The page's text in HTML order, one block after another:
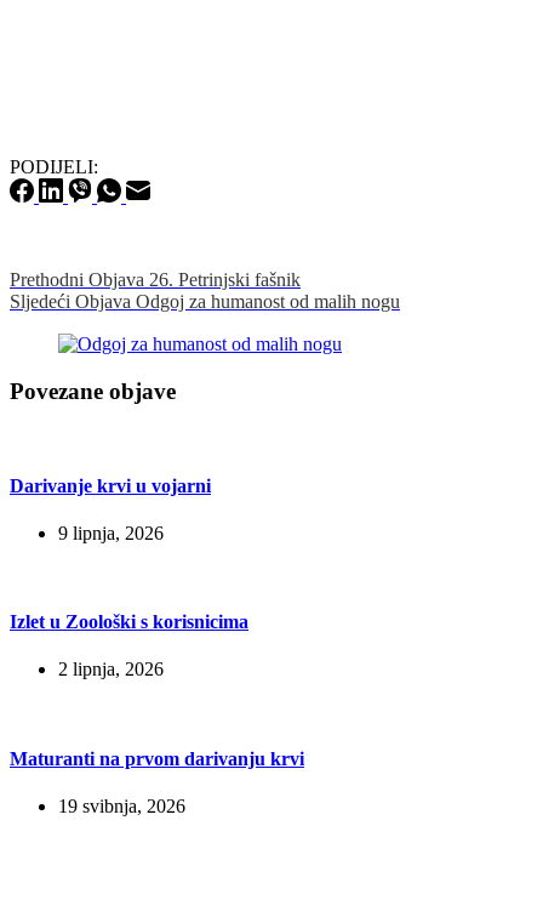
PODIJELI:
Prethodni Objava 26. Petrinjski fašnik
Sljedeći Objava Odgoj za humanost od malih nogu
Povezane objave
Darivanje krvi u vojarni
9 lipnja, 2026
Izlet u Zoološki s korisnicima
2 lipnja, 2026
Maturanti na prvom darivanju krvi
19 svibnja, 2026